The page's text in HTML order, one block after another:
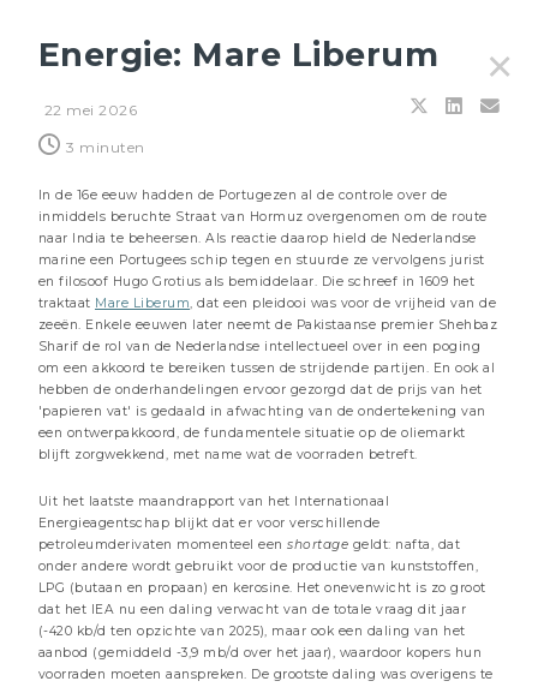
24 JULI 2026
Energie: de bewakers van de Straat
3 minuten
Beheer commentaren
✕
Energie: Mare Liberum
22 mei 2026
3 minuten
In de 16e eeuw hadden de Portugezen al de controle over de
inmiddels beruchte Straat van Hormuz overgenomen om de route
naar India te beheersen. Als reactie daarop hield de Nederlandse
marine een Portugees schip tegen en stuurde ze vervolgens jurist
en filosoof Hugo Grotius als bemiddelaar. Die schreef in 1609 het
traktaat Mare Liberum, dat een pleidooi was voor de vrijheid van de
zeeën. Enkele eeuwen later neemt de Pakistaanse premier Shehbaz
Sharif de rol van de Nederlandse intellectueel over in een poging
om een akkoord te bereiken tussen de strijdende partijen. En ook al
hebben de onderhandelingen ervoor gezorgd dat de prijs van het
'papieren vat' is gedaald in afwachting van de ondertekening van
een ontwerpakkoord, de fundamentele situatie op de oliemarkt
blijft zorgwekkend, met name wat de voorraden betreft.
Uit het laatste maandrapport van het Internationaal
Energieagentschap blijkt dat er voor verschillende
petroleumderivaten momenteel een shortage geldt: nafta, dat
onder andere wordt gebruikt voor de productie van kunststoffen,
LPG (butaan en propaan) en kerosine. Het onevenwicht is zo groot
dat het IEA nu een daling verwacht van de totale vraag dit jaar
(-420 kb/d ten opzichte van 2025), maar ook een daling van het
aanbod (gemiddeld -3,9 mb/d over het jaar), waardoor kopers hun
voorraden moeten aanspreken. De grootste daling was overigens te